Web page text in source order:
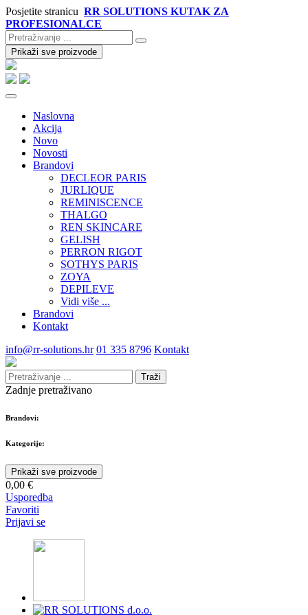
Posjetite stranicu RR SOLUTIONS KUTAK ZA
PROFESIONALCE
Prikaži sve proizvode
Naslovna
Akcija
Novo
Novosti
Brandovi
DECLEOR PARIS
JURLIQUE
REMINISCENCE
THALGO
REN SKINCARE
GELISH
PERRON RIGOT
SOTHYS PARIS
ZOYA
DEPILEVE
Vidi više ...
Brandovi
Kontakt
info@rr-solutions.hr 01 335 8796 Kontakt
Traži
Zadnje pretraživano
Brandovi:
Kategorije:
Prikaži sve proizvode
0,00 €
Usporedba
Favoriti
Prijavi se